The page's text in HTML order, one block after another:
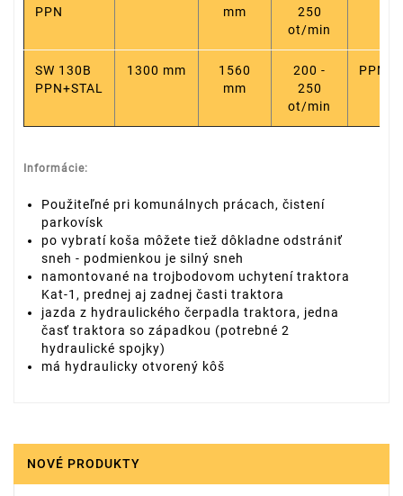
PPN
mm
250
ot/min
SW 130B
PPN+STAL
1300 mm
1560
mm
200 -
250
ot/min
Informácie:
Použiteľné pri komunálnych prácach, čistení
parkovísk
po vybratí koša môžete tiež dôkladne odstrániť
sneh - podmienkou je silný sneh
namontované na trojbodovom uchytení traktora
Kat-1, prednej aj zadnej časti traktora
jazda z hydraulického čerpadla traktora, jedna
časť traktora so západkou (potrebné 2
hydraulické spojky)
má hydraulicky otvorený kôš
NOVÉ PRODUKTY